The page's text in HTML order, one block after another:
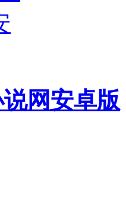
网安卓版